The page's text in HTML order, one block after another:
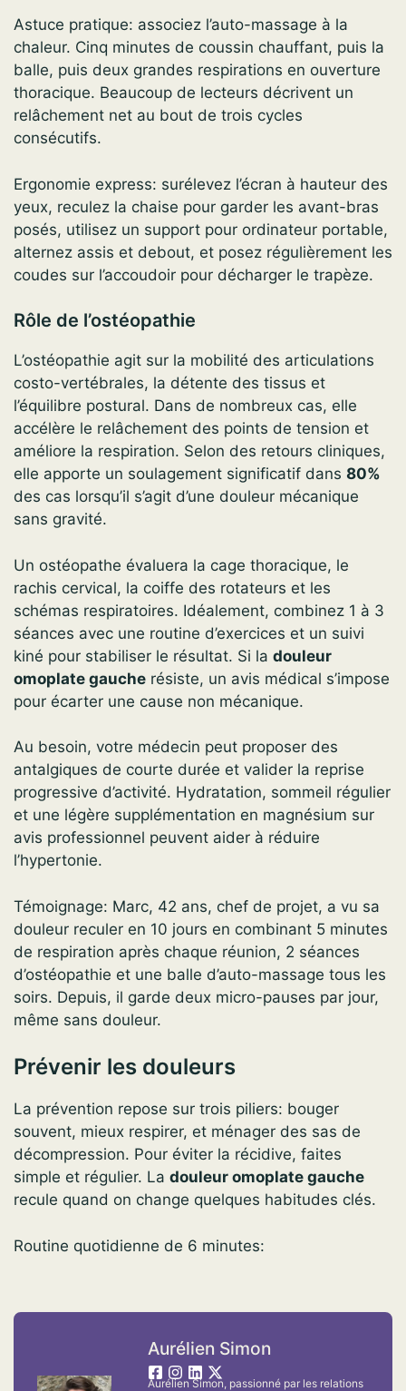
Astuce pratique: associez l’auto-massage à la
chaleur. Cinq minutes de coussin chauffant, puis la
balle, puis deux grandes respirations en ouverture
thoracique. Beaucoup de lecteurs décrivent un
relâchement net au bout de trois cycles
consécutifs.
Ergonomie express: surélevez l’écran à hauteur des
yeux, reculez la chaise pour garder les avant-bras
posés, utilisez un support pour ordinateur portable,
alternez assis et debout, et posez régulièrement les
coudes sur l’accoudoir pour décharger le trapèze.
Rôle de l’ostéopathie
L’ostéopathie agit sur la mobilité des articulations
costo-vertébrales, la détente des tissus et
l’équilibre postural. Dans de nombreux cas, elle
accélère le relâchement des points de tension et
améliore la respiration. Selon des retours cliniques,
elle apporte un soulagement significatif dans 80%
des cas lorsqu’il s’agit d’une douleur mécanique
sans gravité.
Un ostéopathe évaluera la cage thoracique, le
rachis cervical, la coiffe des rotateurs et les
schémas respiratoires. Idéalement, combinez 1 à 3
séances avec une routine d’exercices et un suivi
kiné pour stabiliser le résultat. Si la douleur
omoplate gauche résiste, un avis médical s’impose
pour écarter une cause non mécanique.
Au besoin, votre médecin peut proposer des
antalgiques de courte durée et valider la reprise
progressive d’activité. Hydratation, sommeil régulier
et une légère supplémentation en magnésium sur
avis professionnel peuvent aider à réduire
l’hypertonie.
Témoignage: Marc, 42 ans, chef de projet, a vu sa
douleur reculer en 10 jours en combinant 5 minutes
de respiration après chaque réunion, 2 séances
d’ostéopathie et une balle d’auto-massage tous les
soirs. Depuis, il garde deux micro-pauses par jour,
même sans douleur.
Prévenir les douleurs
La prévention repose sur trois piliers: bouger
souvent, mieux respirer, et ménager des sas de
décompression. Pour éviter la récidive, faites
simple et régulier. La douleur omoplate gauche
recule quand on change quelques habitudes clés.
Routine quotidienne de 6 minutes:
Aurélien Simon
Aurélien Simon, passionné par les relations